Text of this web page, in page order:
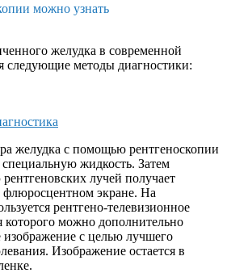
можно узнать
желудка в современной
следующие методы диагностики:
желудка с помощью рентгеноскопии
жидкость. Затем
лучей получает
флюросцентном экране. На
рентгено-телевизионное
которого можно дополнительно
изображение с целью лучшего
Изображение остается в